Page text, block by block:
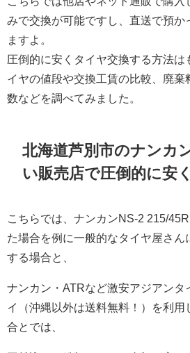
みで交換が可能ですし、直送で預か
ますよ。
圧倒的に安くタイヤ交換する方法は
イヤの値段や交換工賃の比較、廃棄
数などを調べてみました。
北海道芦別市のナンカ
い販売店で圧倒的に安
こちらでは、ナンカンNS-2 215/
た場合を例に一般的なタイヤ屋さん
する場合と、
ナンカン・ATRなど激安アジアンタ
イ（沖縄以外は送料無料！）を利用
合とでは、